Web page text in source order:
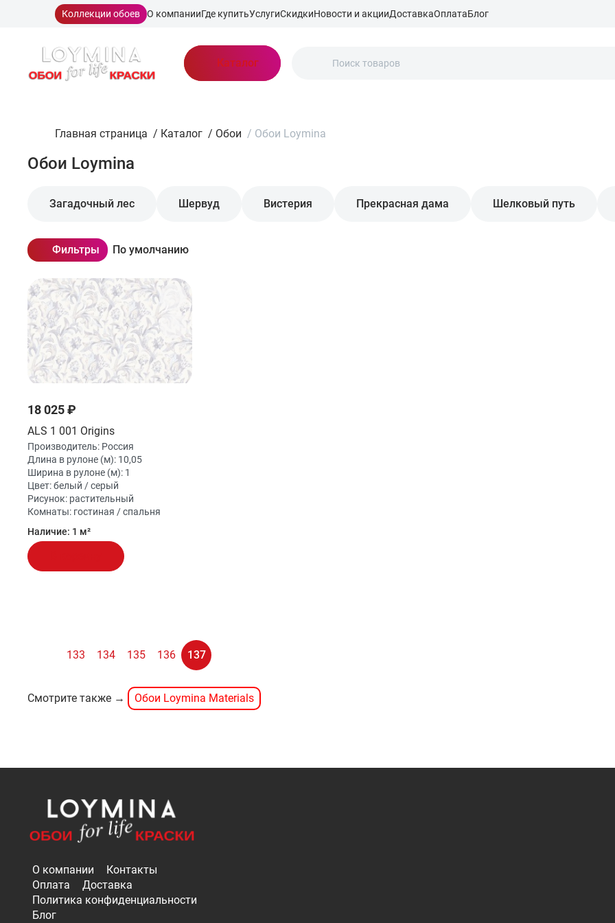
Коллекции обоев О компанииГде купитьУслугиСкидкиНовости и акцииДоставкаОплатаБлог
Каталог
Главная страница / Каталог / Обои / Обои Loymina
Обои Loymina
Загадочный лес Шервуд Вистерия Прекрасная дама Шелковый путь
Фильтры По умолчанию
18 025 ₽
ALS 1 001 Origins
Производитель: Россия
Длина в рулоне (м): 10,05
Ширина в рулоне (м): 1
Цвет:белый / серый
Рисунок: растительный
Комнаты: гостиная / спальня
Наличие: 1 м²
133 134 135 136 137
Смотрите также → Обои Loymina Materials
О компании
Контакты
Оплата
Доставка
Политика конфиденциальности
Блог